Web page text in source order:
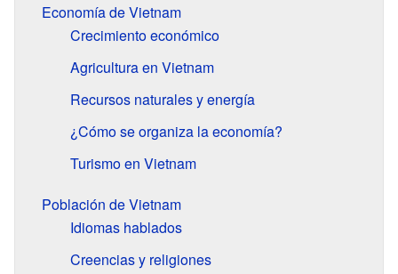
Economía de Vietnam
Crecimiento económico
Agricultura en Vietnam
Recursos naturales y energía
¿Cómo se organiza la economía?
Turismo en Vietnam
Población de Vietnam
Idiomas hablados
Creencias y religiones